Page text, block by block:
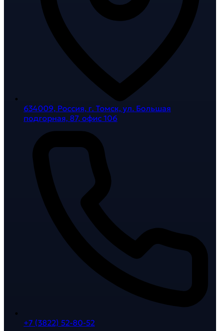
634009, Россия, г. Томск, ул. Большая
подгорная, 87, офис 106
+7 (3822) 52-80-52